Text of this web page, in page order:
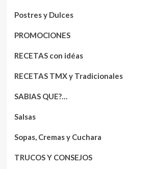
Postres y Dulces
PROMOCIONES
RECETAS con idéas
RECETAS TMX y Tradicionales
SABIAS QUE?…
Salsas
Sopas, Cremas y Cuchara
TRUCOS Y CONSEJOS